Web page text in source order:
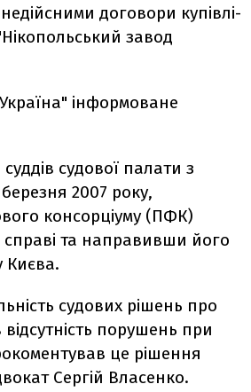
договори купівлі-
завод
інформоване
судової палати з
2007 року,
консорціуму (ПФК)
справі та направивши його
Києва.
судових рішень про
порушень при
це рішення
Сергій Власенко.